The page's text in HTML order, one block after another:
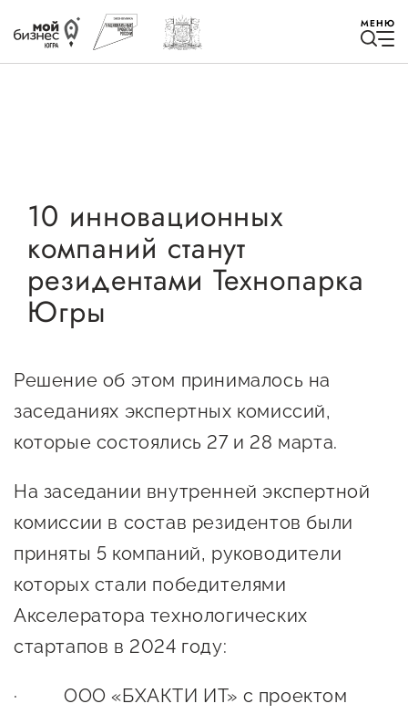
МЕНЮ
Быть в курсе
Истории успеха
Новости
Онлайн-витрина продукции
Социальные сети "Мой
Меры поддержки
Навигатор по мерам
поддержки
Имущественная поддержка
Консультационная поддержка
10 инновационных
компаний станут
резидентами Технопарка
Югры
Решение об этом принималось на
заседаниях экспертных комиссий,
которые состоялись 27 и 28 марта.
На заседании внутренней экспертной
комиссии в состав резидентов были
приняты 5 компаний, руководители
которых стали победителями
Акселератора технологических
стартапов в 2024 году:
· ООО «БХАКТИ ИТ» с проектом